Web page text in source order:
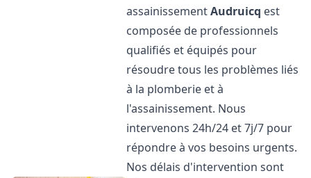
assainissementAudruicq est
composée de professionnels
qualifiés et équipés pour
résoudre tous les problèmes liés
à la plomberie et à
l'assainissement. Nous
intervenons 24h/24 et 7j/7 pour
répondre à vos besoins urgents.
Nos délais d'intervention sont